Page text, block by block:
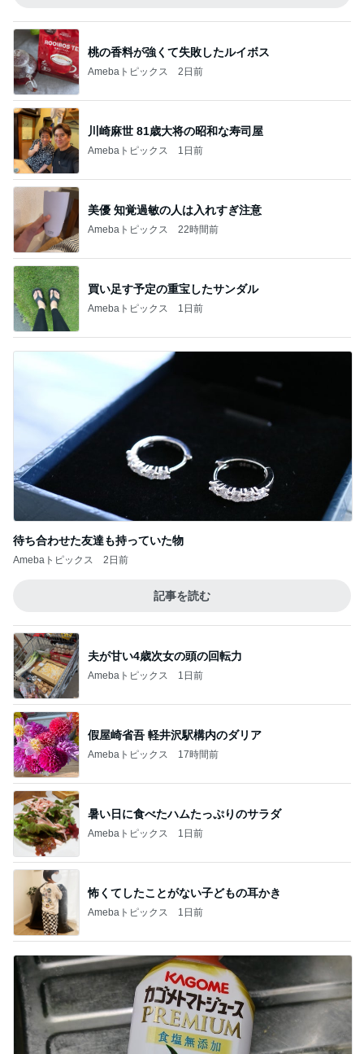
桃の香料が強くて失敗したルイボス
Amebaトピックス 2日前
川崎麻世 81歳大将の昭和な寿司屋
Amebaトピックス 1日前
美優 知覚過敏の人は入れすぎ注意
Amebaトピックス 22時間前
買い足す予定の重宝したサンダル
Amebaトピックス 1日前
待ち合わせた友達も持っていた物
Amebaトピックス 2日前
記事を読む
夫が甘い4歳次女の頭の回転力
Amebaトピックス 1日前
假屋崎省吾 軽井沢駅構内のダリア
Amebaトピックス 17時間前
暑い日に食べたハムたっぷりのサラダ
Amebaトピックス 1日前
怖くてしたことがない子どもの耳かき
Amebaトピックス 1日前